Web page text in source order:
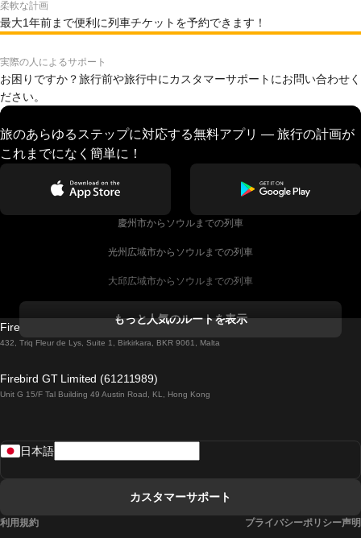
柔軟な計画
最大1年前まで便利に列車チケットを予約できます！
実際の人によるサポート
お困りですか？旅行前や旅行中にカスタマーサポートにお問い合わせく
ださい。
旅のあらゆるステップに対応する無料アプリ — 旅行の計画が
これまでになく簡単に！
慶州市からソウルまでの列車
光州広域市からソウルまでの列車
大邱広域市からソウルまでの列車
ダブリンからゴールウェイまでの列車
ローマからナポリまでの列車
もっと人気のルートを表示
Firebird GT Limited (OC 1451)
432, Triq Fleur de Lys, Suite 1, Birkirkara, BKR 9061, Malta
Firebird GT Limited (61211989)
Unit G 15/F Tal Building 49 Austin Road, KL, Hong Kong
日本語
カスタマーサポート
利用規約 プライバシーポリシー声明